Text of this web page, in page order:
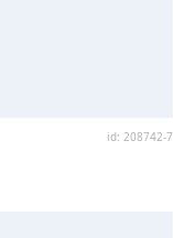
id: 208742-7